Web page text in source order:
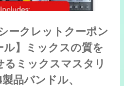
ークレットクーポン
ル】ミックスの質を
るミックスマスタリ
品バンドル、